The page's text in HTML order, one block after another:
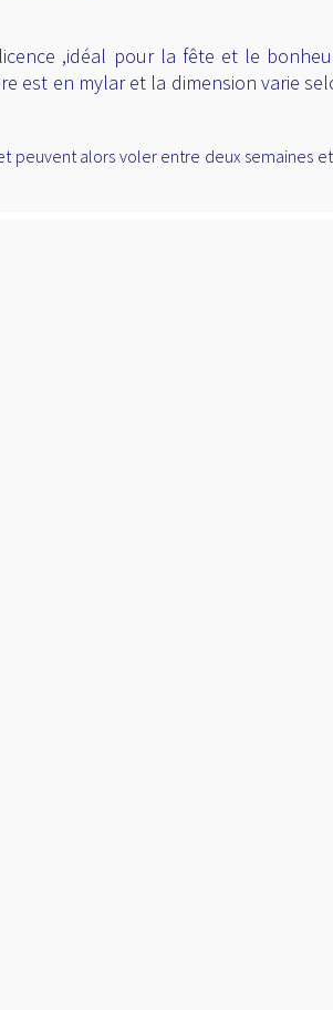
,idéal pour la fête et le
est en mylar et la dimension varie
peuvent alors voler entre deux semaines